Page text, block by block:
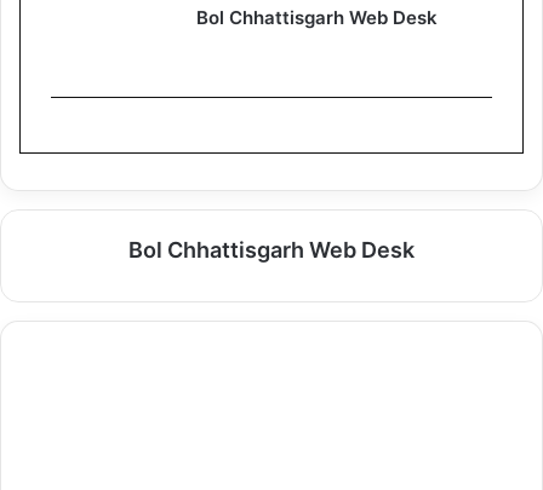
Bol Chhattisgarh Web Desk
Bol Chhattisgarh Web Desk